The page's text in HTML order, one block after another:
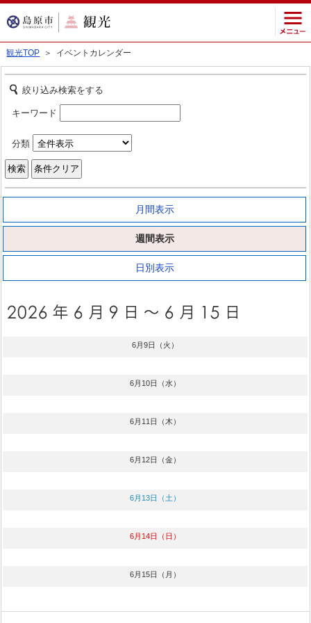
観光TOP ＞ イベントカレンダー
絞り込み検索をする
キーワード
分類
月間表示
週間表示
日別表示
6月9日（火）
6月10日（水）
6月11日（木）
6月12日（金）
6月13日（土）
6月14日（日）
6月15日（月）